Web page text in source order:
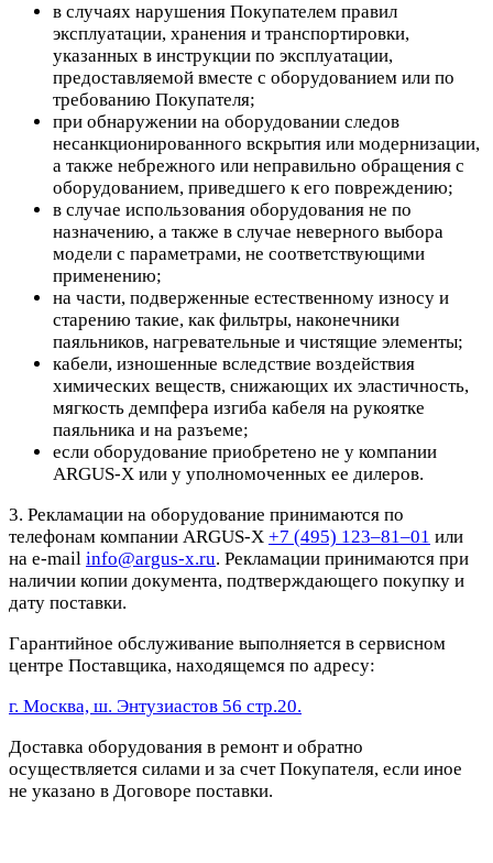
в случаях нарушения Покупателем правил
эксплуатации, хранения и транспортировки,
указанных в инструкции по эксплуатации,
предоставляемой вместе с оборудованием или по
требованию Покупателя;
при обнаружении на оборудовании следов
несанкционированного вскрытия или модернизации,
а также небрежного или неправильно обращения с
оборудованием, приведшего к его повреждению;
в случае использования оборудования не по
назначению, а также в случае неверного выбора
модели с параметрами, не соответствующими
применению;
на части, подверженные естественному износу и
старению такие, как фильтры, наконечники
паяльников, нагревательные и чистящие элементы;
кабели, изношенные вследствие воздействия
химических веществ, снижающих их эластичность,
мягкость демпфера изгиба кабеля на рукоятке
паяльника и на разъеме;
если оборудование приобретено не у компании
ARGUS-X или у уполномоченных ее дилеров.
3. Рекламации на оборудование принимаются по
телефонам компании ARGUS-X +7 (495) 123–81–01 или
на e-mail info@argus-x.ru. Рекламации принимаются при
наличии копии документа, подтверждающего покупку и
дату поставки.
Гарантийное обслуживание выполняется в сервисном
центре Поставщика, находящемся по адресу:
г. Москва, ш. Энтузиастов 56 стр.20.
Доставка оборудования в ремонт и обратно
осуществляется силами и за счет Покупателя, если иное
не указано в Договоре поставки.